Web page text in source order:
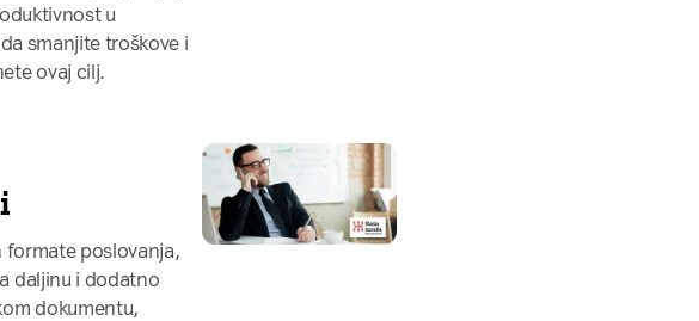
u
smanjite troškove i
ovaj cilj.
formate poslovanja,
daljinu i dodatno
dokumentu,